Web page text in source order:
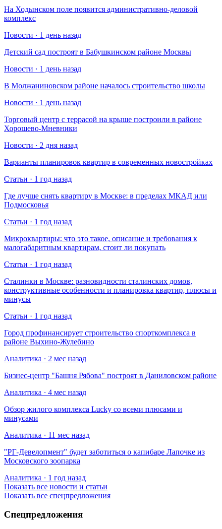
На Ходынском поле появится административно-деловой
комплекс
Новости · 1 день назад
Детский сад построят в Бабушкинском районе Москвы
Новости · 1 день назад
В Молжаниновском районе началось строительство школы
Новости · 1 день назад
Торговый центр с террасой на крыше построили в районе
Хорошево-Мневники
Новости · 2 дня назад
Варианты планировок квартир в современных новостройках
Статьи · 1 год назад
Где лучше снять квартиру в Москве: в пределах МКАД или
Подмосковья
Статьи · 1 год назад
Микроквартиры: что это такое, описание и требования к
малогабаритным квартирам, стоит ли покупать
Статьи · 1 год назад
Сталинки в Москве: разновидности сталинских домов,
конструктивные особенности и планировка квартир, плюсы и
минусы
Статьи · 1 год назад
Город профинансирует строительство спорткомплекса в
районе Выхино-Жулебино
Аналитика · 2 мес назад
Бизнес-центр "Башня Рябова" построят в Даниловском районе
Аналитика · 4 мес назад
Обзор жилого комплекса Lucky со всеми плюсами и
минусами
Аналитика · 11 мес назад
​"РГ-Девелопмент" будет заботиться о капибаре Лапочке из
Московского зоопарка
Аналитика · 1 год назад
Показать все новости и статьи
Показать все спецпредложения
Спецпредложения